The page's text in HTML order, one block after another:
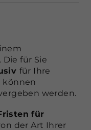
. Die für Sie
für Ihre
können
werden.
für
der Art Ihrer